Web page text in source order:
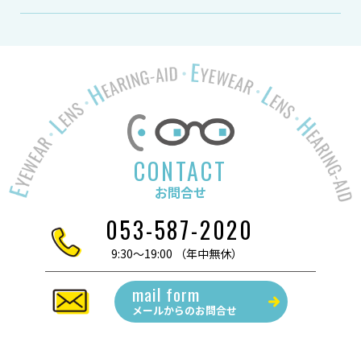
CONTACT
お問合せ
053-587-2020
9:30～19:00 （年中無休）
mail form
メールからのお問合せ